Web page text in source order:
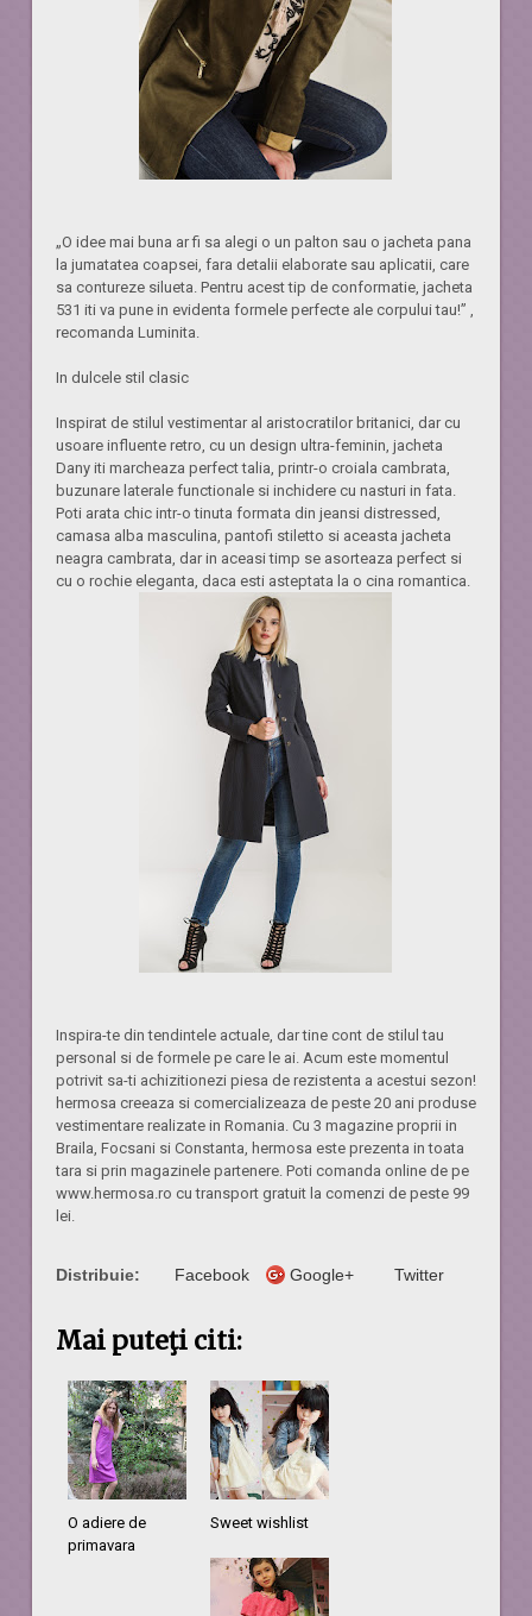
„O idee mai buna ar fi sa alegi o un palton sau o jacheta pana
la jumatatea coapsei, fara detalii elaborate sau aplicatii, care
sa contureze silueta. Pentru acest tip de conformatie, jacheta
531 iti va pune in evidenta formele perfecte ale corpului tau!” ,
recomanda Luminita.
In dulcele stil clasic
Inspirat de stilul vestimentar al aristocratilor britanici, dar cu
usoare influente retro, cu un design ultra-feminin, jacheta
Dany iti marcheaza perfect talia, printr-o croiala cambrata,
buzunare laterale functionale si inchidere cu nasturi in fata.
Poti arata chic intr-o tinuta formata din jeansi distressed,
camasa alba masculina, pantofi stiletto si aceasta jacheta
neagra cambrata, dar in aceasi timp se asorteaza perfect si
cu o rochie eleganta, daca esti asteptata la o cina romantica.
Inspira-te din tendintele actuale, dar tine cont de stilul tau
personal si de formele pe care le ai. Acum este momentul
potrivit sa-ti achizitionezi piesa de rezistenta a acestui sezon!
hermosa creeaza si comercializeaza de peste 20 ani produse
vestimentare realizate in Romania. Cu 3 magazine proprii in
Braila, Focsani si Constanta, hermosa este prezenta in toata
tara si prin magazinele partenere. Poti comanda online de pe
www.hermosa.ro cu transport gratuit la comenzi de peste 99
lei.
Distribuie: Facebook Google+ Twitter
Mai puteţi citi:
O adiere de
primavara
Sweet wishlist